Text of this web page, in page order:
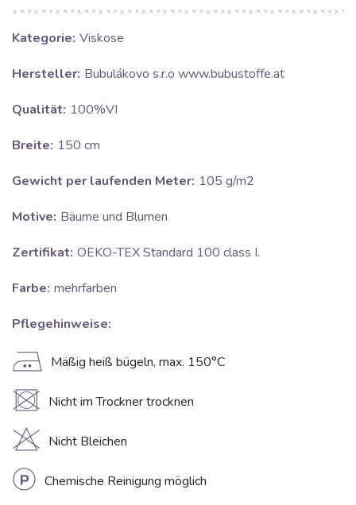
Kategorie: Viskose
Hersteller: Bubulákovo s.r.o www.bubustoffe.at
Qualität: 100%VI
Breite: 150 cm
Gewicht per laufenden Meter: 105 g/m2
Motive: Bäume und Blumen
Zertifikat: OEKO-TEX Standard 100 class I.
Farbe: mehrfarben
Pflegehinweise:
E Mäßig heiß bügeln, max. 150°C
U Nicht im Trockner trocknen
H Nicht Bleichen
L Chemische Reinigung möglich